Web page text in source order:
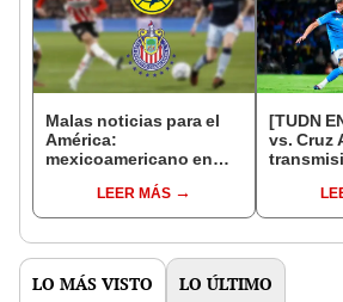
Malas noticias para el
América:
mexicoamericano en
fichar ya habría llegado
a acuerdo con Chivas
LEER MÁS
[TUDN
vs. Cruz
MX 2025
LO MÁS VISTO LO ÚLTIMO